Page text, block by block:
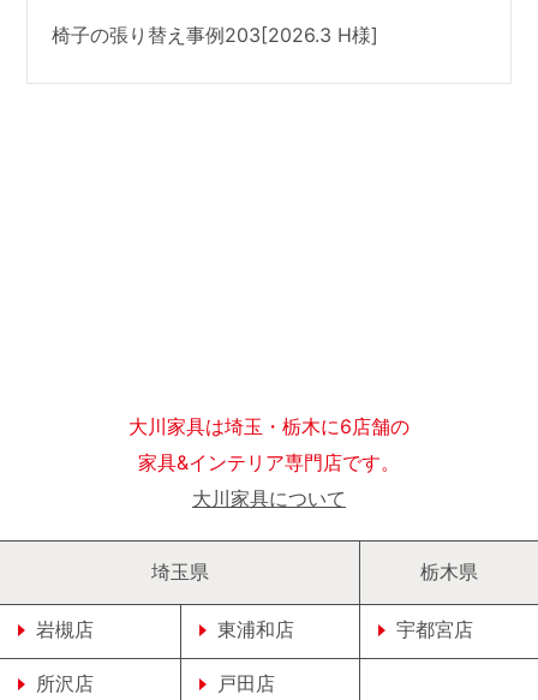
椅子の張り替え事例203[2026.3 H様]
大川家具は埼玉・栃木に6店舗の
家具&インテリア専門店です。
大川家具について
埼玉県
岩槻店 東浦和店
所沢店 戸田店
栃木県
宇都宮店